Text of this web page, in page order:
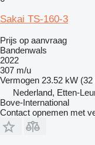
Sakai TS-160-3
Prijs op aanvraag
Bandenwals
2022
307 m/u
Vermogen 23.52 kW (32
Nederland, Etten-
Bove-International
Contact opnemen met